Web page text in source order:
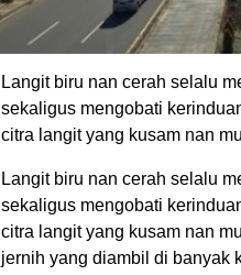
Langit biru nan cerah selalu
sekaligus mengobati
citra langit yang kusam nan
Langit biru nan cerah selalu
sekaligus mengobati
citra langit yang kusam nan
jernih yang diambil di banyak